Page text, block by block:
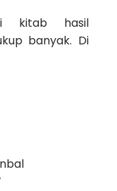
kitab hasil
banyak. Di